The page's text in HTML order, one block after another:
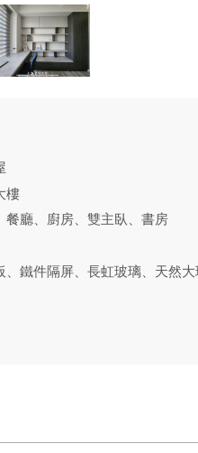
樓
餐廳、廚房、雙主臥、書房
、鐵件隔屏、長虹玻璃、天然